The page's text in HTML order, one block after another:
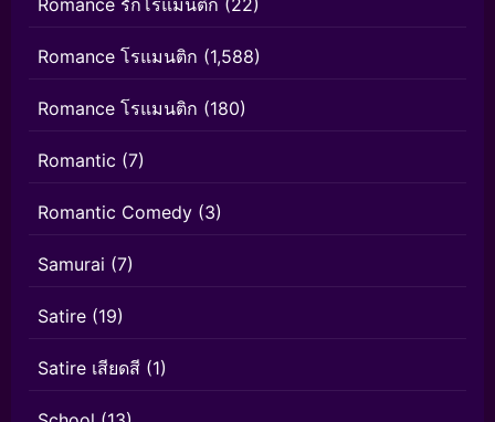
Romance รักโรแมนติก (22)
Romance โรแมนติก (1,588)
Romance โรแมนติก (180)
Romantic (7)
Romantic Comedy (3)
Samurai (7)
Satire (19)
Satire เสียดสี (1)